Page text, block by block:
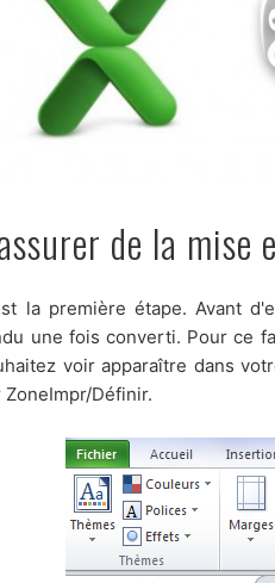
de la mise
la première étape. Avant
une fois converti. Pour ce
voir apparaître dans
ZoneImpr/Définir.